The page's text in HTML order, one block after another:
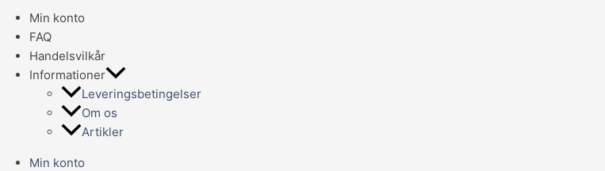
Min konto
FAQ
Handelsvilkår
Informationer
Leveringsbetingelser
Om os
Artikler
Min konto